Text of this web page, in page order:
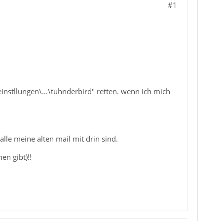
#1
retten. wenn ich mich
meine alten mail mit drin sind.
gibt)!!